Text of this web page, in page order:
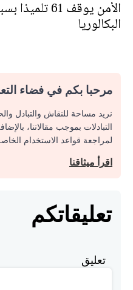
الأمن يوقف
البكالوريا
مرحبا بكم في فضاء
نريد مساحة للنقاش والتبادل
التبادلات بموجب مقالاتنا،
لمراجعة قواعد الاستخدام
اقرأ ميثاقنا
تعليقاتكم
تعليق